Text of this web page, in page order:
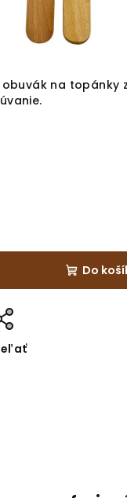
na topánky
Do